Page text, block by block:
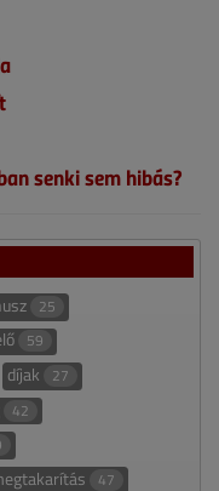
senki sem hibás?
25
59
díjak 27
42
47